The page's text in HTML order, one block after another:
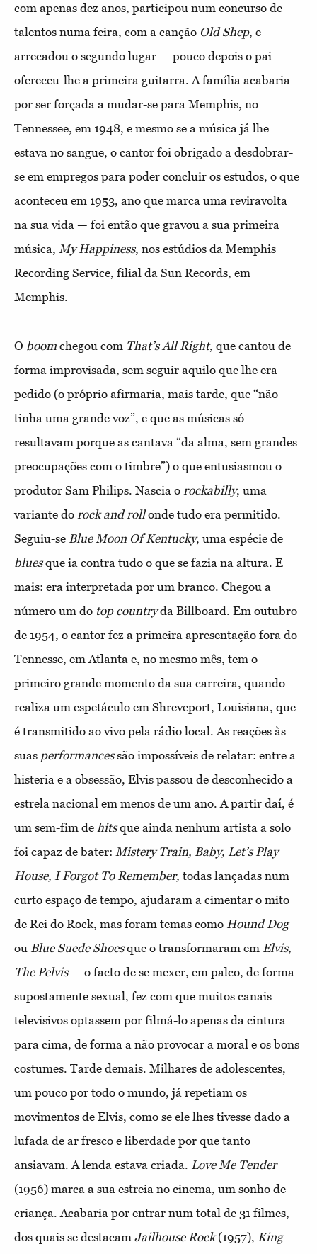
com apenas dez anos, participou num concurso de
talentos numa feira, com a canção Old Shep, e
arrecadou o segundo lugar — pouco depois o pai
ofereceu-lhe a primeira guitarra. A família acabaria
por ser forçada a mudar-se para Memphis, no
Tennessee, em 1948, e mesmo se a música já lhe
estava no sangue, o cantor foi obrigado a desdobrar-
se em empregos para poder concluir os estudos, o que
aconteceu em 1953, ano que marca uma reviravolta
na sua vida — foi então que gravou a sua primeira
música, My Happiness, nos estúdios da Memphis
Recording Service, filial da Sun Records, em
Memphis.
O boom chegou com That’s All Right, que cantou de
forma improvisada, sem seguir aquilo que lhe era
pedido (o próprio afirmaria, mais tarde, que “não
tinha uma grande voz”, e que as músicas só
resultavam porque as cantava “da alma, sem grandes
preocupações com o timbre”) o que entusiasmou o
produtor Sam Philips. Nascia o rockabilly, uma
variante do rock and rollonde tudo era permitido.
Seguiu-se Blue Moon Of Kentucky, uma espécie de
bluesque ia contra tudo o que se fazia na altura. E
mais: era interpretada por um branco. Chegou a
número um do top countryda Billboard. Em outubro
de 1954, o cantor fez a primeira apresentação fora do
Tennesse, em Atlanta e, no mesmo mês, tem o
primeiro grande momento da sua carreira, quando
realiza um espetáculo em Shreveport, Louisiana, que
é transmitido ao vivo pela rádio local. As reações às
suas performancessão impossíveis de relatar: entre a
histeria e a obsessão, Elvis passou de desconhecido a
estrela nacional em menos de um ano. A partir daí, é
um sem-fim de hitsque ainda nenhum artista a solo
foi capaz de bater: Mistery Train, Baby, Let’s Play
House, I Forgot To Remember, todas lançadas num
curto espaço de tempo, ajudaram a cimentar o mito
de Rei do Rock, mas foram temas como Hound Dog
ou Blue Suede Shoesque o transformaram em Elvis,
The Pelvis— o facto de se mexer, em palco, de forma
supostamente sexual, fez com que muitos canais
televisivos optassem por filmá-lo apenas da cintura
para cima, de forma a não provocar a moral e os bons
costumes. Tarde demais. Milhares de adolescentes,
um pouco por todo o mundo, já repetiam os
movimentos de Elvis, como se ele lhes tivesse dado a
lufada de ar fresco e liberdade por que tanto
ansiavam. A lenda estava criada. Love Me Tender
(1956) marca a sua estreia no cinema, um sonho de
criança. Acabaria por entrar num total de 31 filmes,
dos quais se destacam Jailhouse Rock(1957), King